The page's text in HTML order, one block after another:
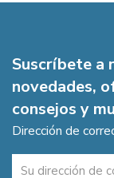
Suscríbete a
novedades,
consejos y
Dirección de